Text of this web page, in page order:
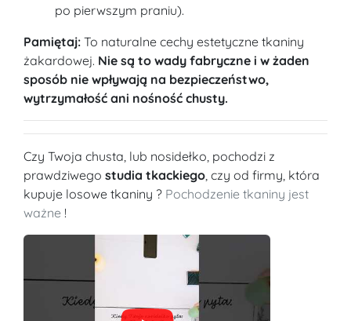
po pierwszym praniu).
Pamiętaj: To naturalne cechy estetyczne tkaniny
żakardowej. Nie są to wady fabryczne i w żaden
sposób nie wpływają na bezpieczeństwo,
wytrzymałość ani nośność chusty.
Czy Twoja chusta, lub nosidełko, pochodzi z
prawdziwego studia tkackiego , czy od firmy, która
kupuje losowe tkaniny ? Pochodzenie tkaniny jest
ważne !